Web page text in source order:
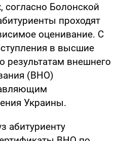
согласно Болонской
проходят
оценивание. С
в высшие
результатам внешнего
(ВНО)
Украины.
абитуриенту